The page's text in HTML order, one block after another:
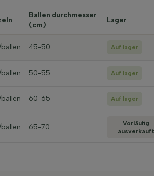
Ballen durchmesser
(cm)
Lager
45-50 Auf lager
50-55 Auf lager
60-65 Auf lager
65-70
Vorläufig
ausverkauft